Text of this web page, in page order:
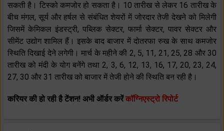
सकती है। टिस्को कमजोर हो सकता है। 10 तारीख से लेकर 16 तारीख के
बीच मंगल, सूर्य और हर्षल से संबंधित शेयरों में जोरदार तेजी देखने को मिलेगी
जिसमें केमिकल इंडस्ट्री, पब्लिक सेक्टर, फार्मा सेक्टर, पावर सेक्टर और
सीमेंट उद्योग शामिल हैं। इसके बाद बाजार में दोतरफा रुख के साथ कमजोर
स्थिति दिखाई देने लगेगी। मार्च के महीने की 2, 5, 11, 21, 25, 28 और 30
तारीख को मंदी के योग बनेंगे तथा 2, 3, 6, 12, 13, 16, 17, 20, 23, 24,
27, 30 और 31 तारीख को बाजार में तेजी होने की स्थिति बन रही है।
करियर की हो रही है टेंशन! अभी ऑर्डर करेंकॉग्निएस्ट्रो रिपोर्ट